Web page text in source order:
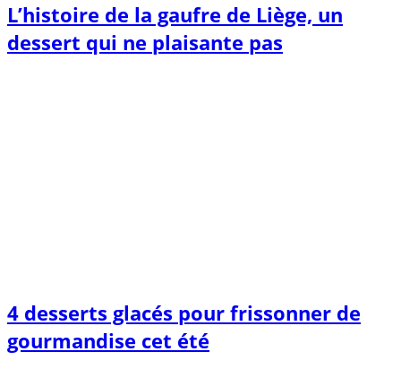
L’histoire de la gaufre de Liège, un
dessert qui ne plaisante pas
4 desserts glacés pour frissonner de
gourmandise cet été